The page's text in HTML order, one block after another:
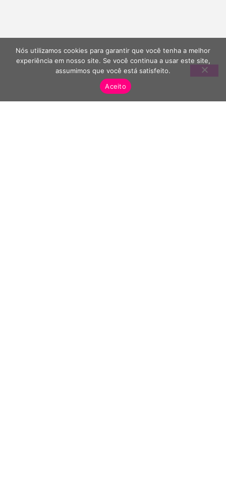
Nós utilizamos cookies para garantir que você tenha a melhor
experiência em nosso site. Se você continua a usar este site,
assumimos que você está satisfeito.
Aceito